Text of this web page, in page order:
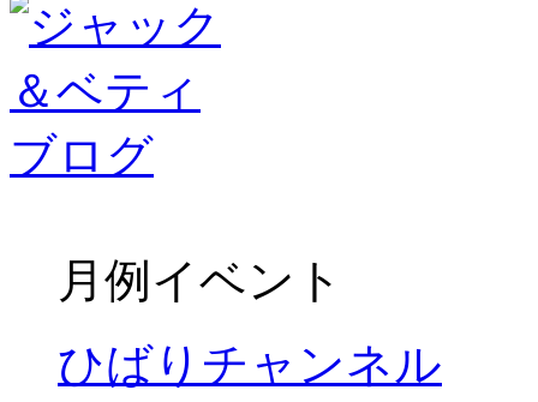
月例イベント
ひばりチャンネル